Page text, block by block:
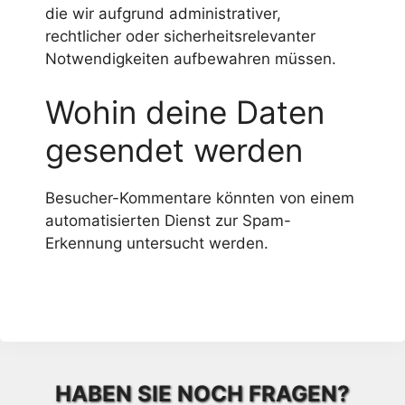
die wir aufgrund administrativer,
rechtlicher oder sicherheitsrelevanter
Notwendigkeiten aufbewahren müssen.
Wohin deine Daten
gesendet werden
Besucher-Kommentare könnten von einem
automatisierten Dienst zur Spam-
Erkennung untersucht werden.
HABEN SIE NOCH FRAGEN?